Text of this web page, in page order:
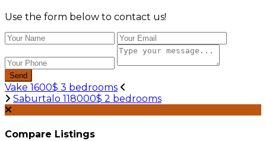
Use the form below to contact us!
Send
Vake 1600$ 3 bedrooms
Saburtalo 118000$ 2 bedrooms
Compare Listings